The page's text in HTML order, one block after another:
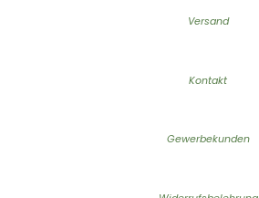
Versand
Kontakt
Gewerbekunden